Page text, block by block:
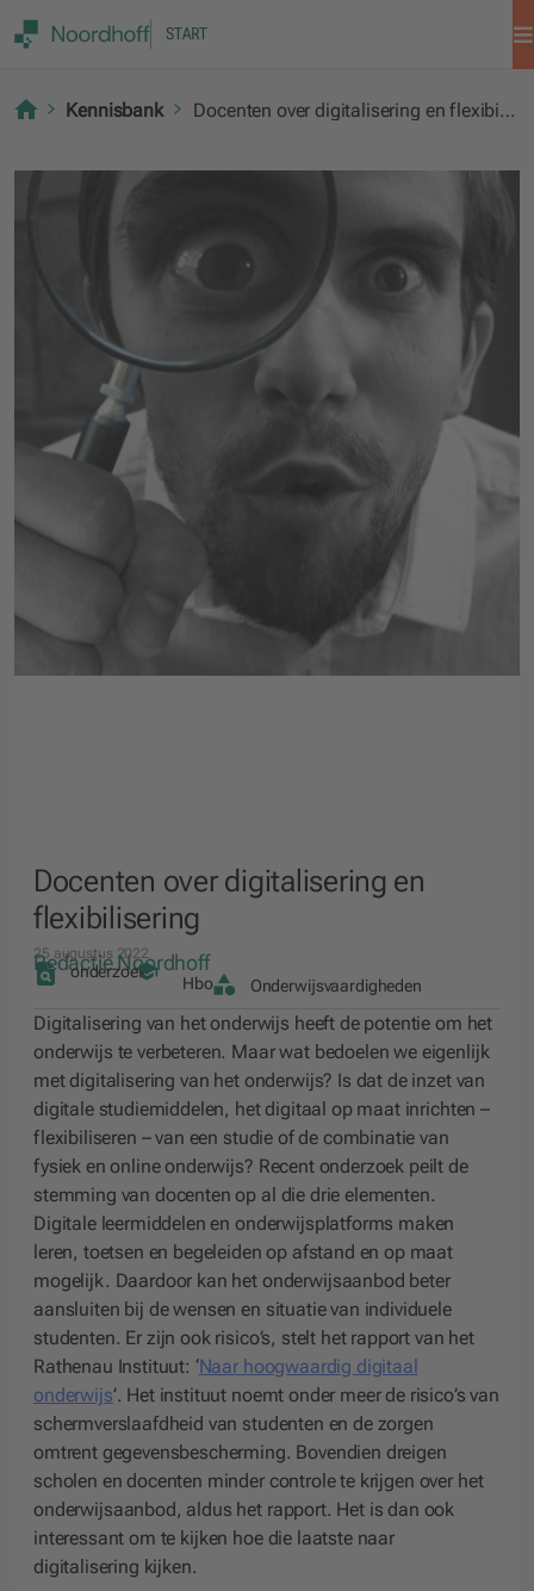
START
Kennisbank Docenten over digitalisering en flexibilisering
Docenten over digitalisering en
flexibilisering
25 augustus 2022
Redactie Noordhoff
onderzoek
Hbo Onderwijsvaardigheden
Digitalisering van het onderwijs heeft de potentie om het
onderwijs te verbeteren. Maar wat bedoelen we eigenlijk
met digitalisering van het onderwijs? Is dat de inzet van
digitale studiemiddelen, het digitaal op maat inrichten –
flexibiliseren – van een studie of de combinatie van
fysiek en online onderwijs? Recent onderzoek peilt de
stemming van docenten op al die drie elementen.
Digitale leermiddelen en onderwijsplatforms maken
leren, toetsen en begeleiden op afstand en op maat
mogelijk. Daardoor kan het onderwijsaanbod beter
aansluiten bij de wensen en situatie van individuele
studenten. Er zijn ook risico’s, stelt het rapport van het
Rathenau Instituut: ‘Naar hoogwaardig digitaal
onderwijs’. Het instituut noemt onder meer de risico’s van
schermverslaafdheid van studenten en de zorgen
omtrent gegevensbescherming. Bovendien dreigen
scholen en docenten minder controle te krijgen over het
onderwijsaanbod, aldus het rapport. Het is dan ook
interessant om te kijken hoe die laatste naar
digitalisering kijken.